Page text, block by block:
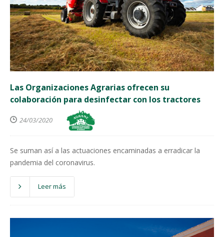
Las Organizaciones Agrarias ofrecen su
colaboración para desinfectar con los tractores
24/03/2020
Se suman así a las actuaciones encaminadas a erradicar la
pandemia del coronavirus.
Leer más